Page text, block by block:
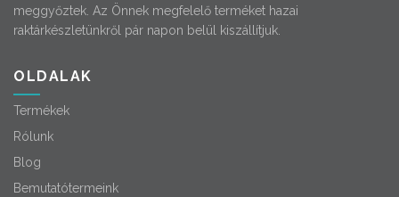
meggyőztek. Az Önnek megfelelő terméket hazai
raktárkészletünkről pár napon belül kiszállítjuk.
OLDALAK
Termékek
Rólunk
Blog
Bemutatótermeink